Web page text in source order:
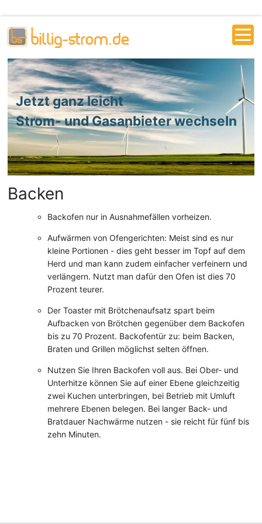
Jetzt ganz leicht
Strom- und Gasanbieter wechseln
Backen
Backofen nur in Ausnahmefällen vorheizen.
Aufwärmen von Ofengerichten: Meist sind es nur
kleine Portionen - dies geht besser im Topf auf dem
Herd und man kann zudem einfacher verfeinern und
verlängern. Nutzt man dafür den Ofen ist dies 70
Prozent teurer.
Der Toaster mit Brötchenaufsatz spart beim
Aufbacken von Brötchen gegenüber dem Backofen
bis zu 70 Prozent. Backofentür zu: beim Backen,
Braten und Grillen möglichst selten öffnen.
Nutzen Sie Ihren Backofen voll aus. Bei Ober- und
Unterhitze können Sie auf einer Ebene gleichzeitig
zwei Kuchen unterbringen, bei Betrieb mit Umluft
mehrere Ebenen belegen. Bei langer Back- und
Bratdauer Nachwärme nutzen - sie reicht für fünf bis
zehn Minuten.